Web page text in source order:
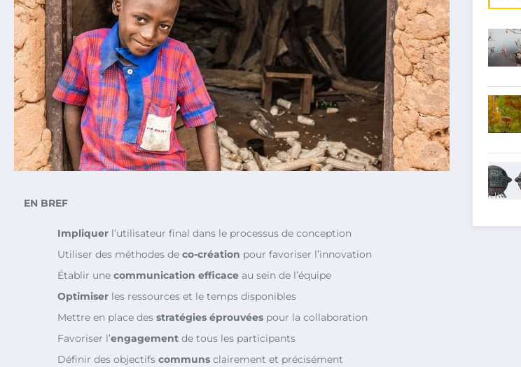
EN BREF
Impliquer l’utilisateur final dans le processus de conception
Utiliser des méthodes de co-création pour favoriser l’innovation
Établir une communication efficace au sein de l’équipe
Optimiser les ressources et le temps disponibles
Mettre en place des stratégies éprouvées pour la collaboration
Favoriser l’engagement de tous les participants
Définir des objectifs communs clairement et précisément